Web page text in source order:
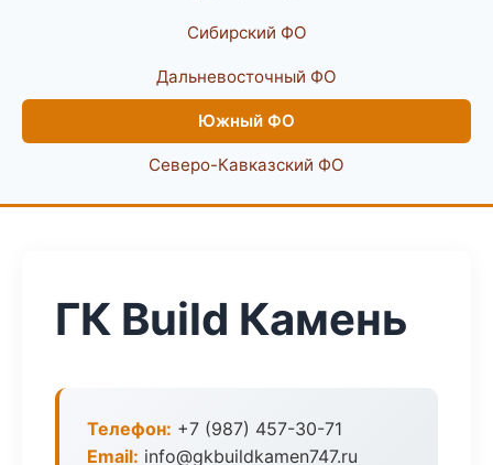
Сибирский ФО
Дальневосточный ФО
Южный ФО
Северо-Кавказский ФО
ГК Build Камень
Телефон: +7 (987) 457-30-71
Email: info@gkbuildkamen747.ru